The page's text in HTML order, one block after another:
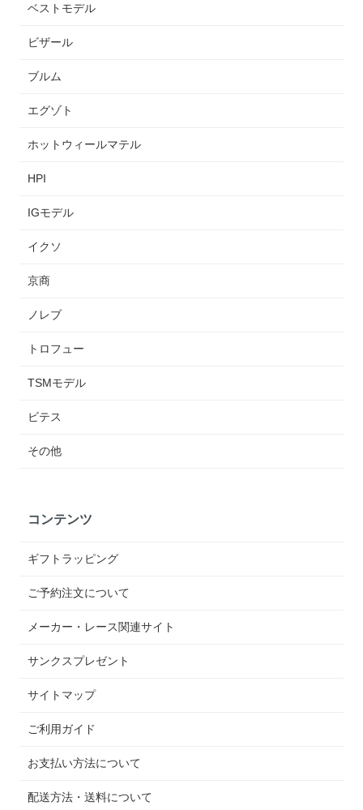
ベストモデル
ビザール
ブルム
エグゾト
ホットウィールマテル
HPI
IGモデル
イクソ
京商
ノレブ
トロフュー
TSMモデル
ビテス
その他
コンテンツ
ギフトラッピング
ご予約注文について
メーカー・レース関連サイト
サンクスプレゼント
サイトマップ
ご利用ガイド
お支払い方法について
配送方法・送料について